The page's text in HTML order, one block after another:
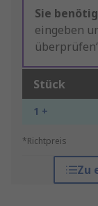
Sie
eingeben
Stück
1 +
*Richtpreis
Zu